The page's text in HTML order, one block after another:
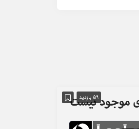
59 بازدید